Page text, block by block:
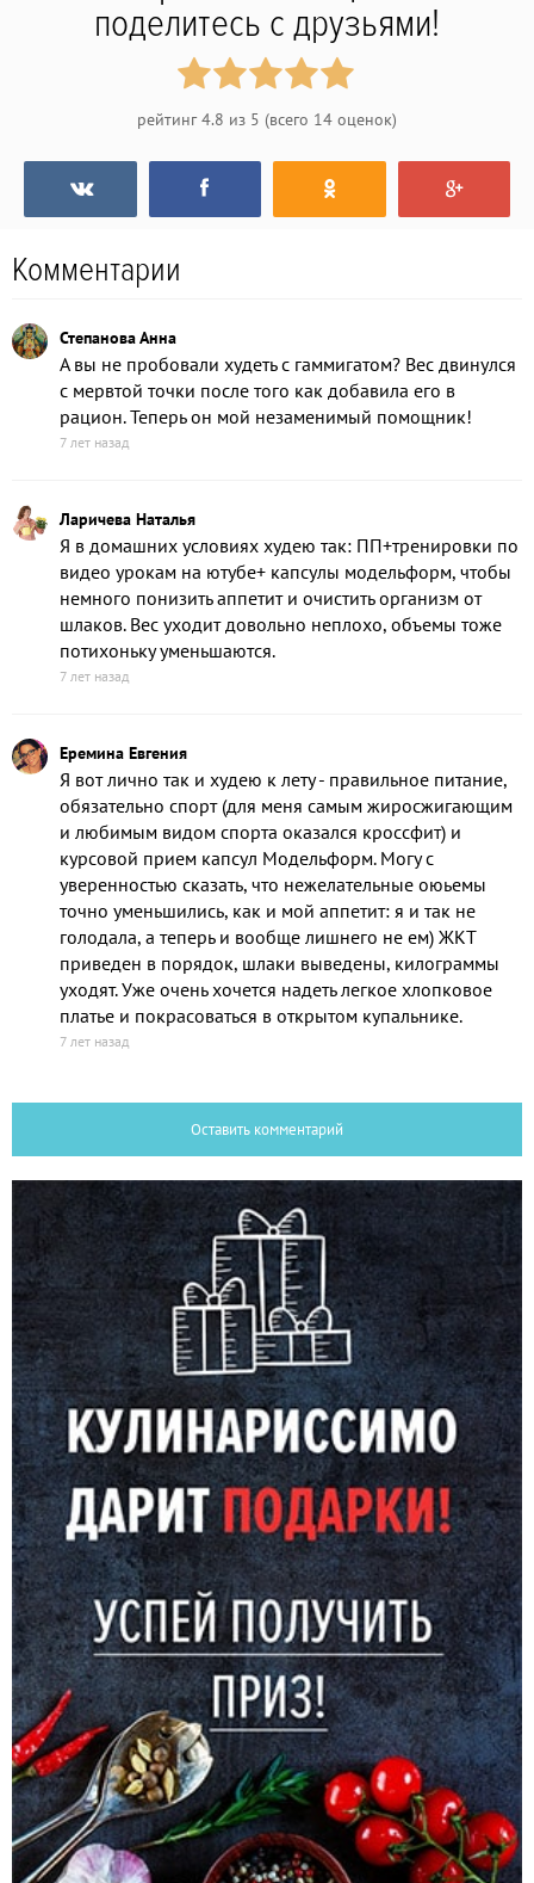
поделитесь с друзьями!
рейтинг4.8 из 5 (всего 14 оценок)
Комментарии
Степанова Анна
А вы не пробовали худеть с гаммигатом? Вес двинулся
с мервтой точки после того как добавила его в
рацион. Теперь он мой незаменимый помощник!
7 лет назад
Ларичева Наталья
Я в домашних условиях худею так: ПП+тренировки по
видео урокам на ютубе+ капсулы модельформ, чтобы
немного понизить аппетит и очистить организм от
шлаков. Вес уходит довольно неплохо, объемы тоже
потихоньку уменьшаются.
7 лет назад
Еремина Евгения
Я вот лично так и худею к лету - правильное питание,
обязательно спорт (для меня самым жиросжигающим
и любимым видом спорта оказался кроссфит) и
курсовой прием капсул Модельформ. Могу с
уверенностью сказать, что нежелательные оюьемы
точно уменьшились, как и мой аппетит: я и так не
голодала, а теперь и вообще лишнего не ем) ЖКТ
приведен в порядок, шлаки выведены, килограммы
уходят. Уже очень хочется надеть легкое хлопковое
платье и покрасоваться в открытом купальнике.
7 лет назад
Оставить комментарий